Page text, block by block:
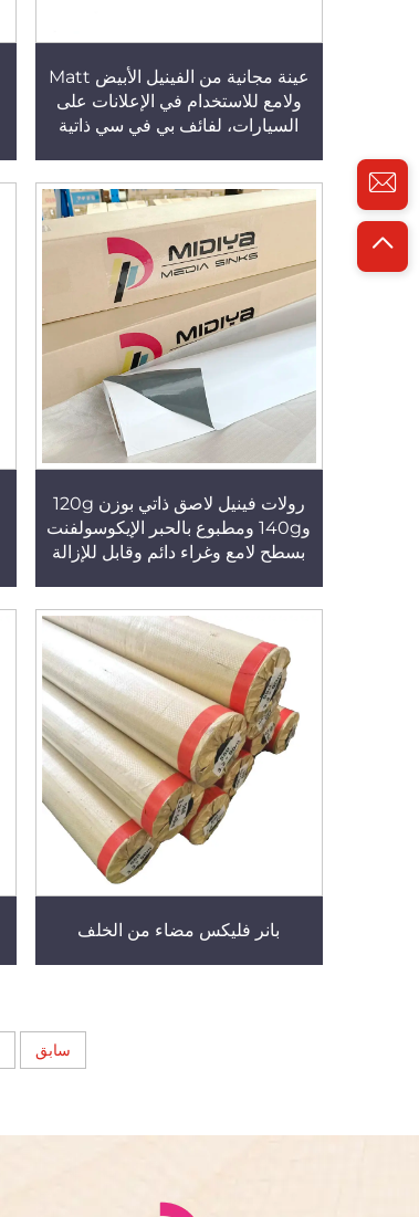
عينة مجانية من الفينيل الأبيض Matt
ولامع للاستخدام في الإعلانات على
السيارات، لفائف بي في سي ذاتية
رولات فينيل لاصق ذاتي بوزن 120g
و140g ومطبوع بالحبر الإيكوسولفنت
بسطح لامع وغراء دائم وقابل للإزالة
بانر فليكس مضاء من الخلف
سابق